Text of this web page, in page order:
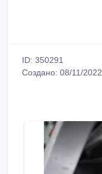
ID: 350291
Создано: 08/11/2022